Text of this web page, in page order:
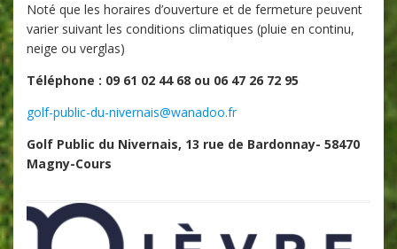
Noté que les horaires d’ouverture et de fermeture peuvent
varier suivant les conditions climatiques (pluie en continu,
neige ou verglas)
Téléphone : 09 61 02 44 68 ou 06 47 26 72 95
golf-public-du-nivernais@wanadoo.fr
Golf Public du Nivernais, 13 rue de Bardonnay- 58470
Magny-Cours